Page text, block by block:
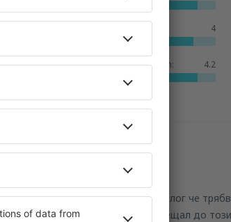
4
Dienstleistungen: 4.2
лаунджа на летището под предлог че
Това също не го бях срещал до